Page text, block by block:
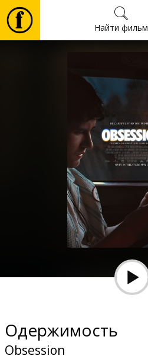
Найти фильм
Мероприятия
Новости
Подарки
Клуб
Одержимость
Obsession